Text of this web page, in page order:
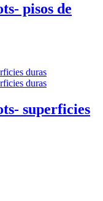
pisos de
superficies